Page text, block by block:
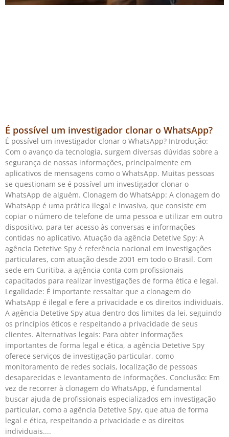
É possível um investigador clonar o WhatsApp?
É possível um investigador clonar o WhatsApp? Introdução:
Com o avanço da tecnologia, surgem diversas dúvidas sobre a
segurança de nossas informações, principalmente em
aplicativos de mensagens como o WhatsApp. Muitas pessoas
se questionam se é possível um investigador clonar o
WhatsApp de alguém. Clonagem do WhatsApp: A clonagem do
WhatsApp é uma prática ilegal e invasiva, que consiste em
copiar o número de telefone de uma pessoa e utilizar em outro
dispositivo, para ter acesso às conversas e informações
contidas no aplicativo. Atuação da agência Detetive Spy: A
agência Detetive Spy é referência nacional em investigações
particulares, com atuação desde 2001 em todo o Brasil. Com
sede em Curitiba, a agência conta com profissionais
capacitados para realizar investigações de forma ética e legal.
Legalidade: É importante ressaltar que a clonagem do
WhatsApp é ilegal e fere a privacidade e os direitos individuais.
A agência Detetive Spy atua dentro dos limites da lei, seguindo
os princípios éticos e respeitando a privacidade de seus
clientes. Alternativas legais: Para obter informações
importantes de forma legal e ética, a agência Detetive Spy
oferece serviços de investigação particular, como
monitoramento de redes sociais, localização de pessoas
desaparecidas e levantamento de informações. Conclusão: Em
vez de recorrer à clonagem do WhatsApp, é fundamental
buscar ajuda de profissionais especializados em investigação
particular, como a agência Detetive Spy, que atua de forma
legal e ética, respeitando a privacidade e os direitos
individuais.